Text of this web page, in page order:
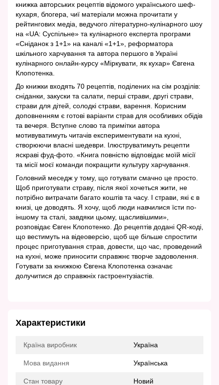
книжка авторських рецептів відомого українського шеф-
кухаря, блогера, чиї матеріали можна прочитати у
рейтингових медіа, ведучого літературно-кулінарного шоу
на «UA: Суспільне» та кулінарного експерта програми
«Сніданок з 1+1» на каналі «1+1», реформатора
шкільного харчування та автора першого в Україні
кулінарного онлайн-курсу «Міркувати, як кухар» Євгена
Клопотенка.
До книжки входять 70 рецептів, поділених на сім розділів:
сніданки, закуски та салати, перші страви, другі страви,
страви для дітей, солодкі страви, варення. Корисним
доповненням є готові варіанти страв для особливих обідів
та вечеря. Вступне слово та примітки автора
мотивуватимуть читачів експериментувати на кухні,
створюючи власні шедеври. Ілюструватимуть рецепти
яскраві фуд-фото. «Книга повністю відповідає моїй місії
та місії моєї команди покращити культуру харчування.
Головний меседж у тому, що готувати смачно це просто.
Щоб приготувати страву, після якої хочеться жити, не
потрібно витрачати багато коштів та часу. І страви, які є в
книзі, це доводять. Я хочу, щоб люди навчилися їсти по-
іншому та сталі, завдяки цьому, щасливішими»,
розповідає Євген Клопотенко. До рецептів додані QR-коді,
що вестимуть на відеоверсію, щоб ще більше спростити
процес приготування страв, довести, що час, проведений
на кухні, може приносити справжнє творче задоволення.
Готувати за книжкою Євгена Клопотенка означає
долучитися до справжніх гастроентузіастів.
Характеристики
Країна виробник Україна
Мова видання Українська
Стан товару Новий